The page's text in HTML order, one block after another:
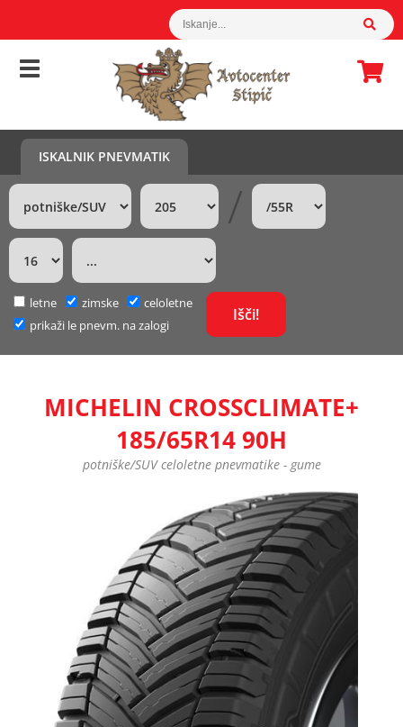
ISKALNIK PNEVMATIK
/
letne zimske
celoletne
prikaži le pnevm. na zalogi
MICHELIN CROSSCLIMATE+
185/65R14 90H
potniške/SUV celoletne pnevmatike - gume